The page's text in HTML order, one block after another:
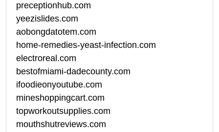
preceptionhub.com
yeezislides.com
aobongdatotem.com
home-remedies-yeast-infection.com
electroreal.com
bestofmiami-dadecounty.com
ifoodieonyoutube.com
mineshoppingcart.com
topworkoutsupplies.com
mouthshutreviews.com